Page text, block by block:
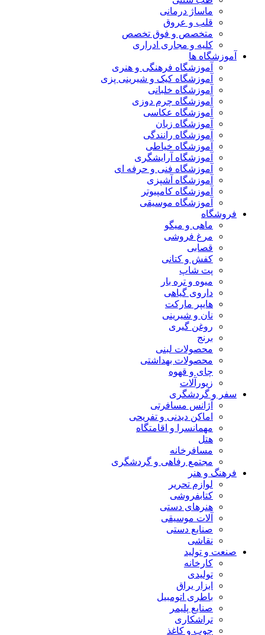
ماساژ درمانی
قلب و عروق
متخصص و فوق تخصص
کلیه و مجاری ادراری
آموزشگاه ها
آموزشگاه فرهنگی و هنری
آموزشگاه کیک و شیرینی پزی
آموزشگاه خلبانی
آموزشگاه چرم دوزی
آموزشگاه عکاسی
آموزشگاه زبان
آموزشگاه رانندگی
آموزشگاه خیاطی
آموزشگاه آرایشگری
آموزشگاه فنی و حرفه ای
آموزشگاه آشپزی
آموزشگاه کامپیوتر
آموزشگاه موسیقی
فروشگاه
ماهی و میگو
مرغ فروشی
قصابی
کفش و کتانی
پت شاپ
میوه و تره بار
داروی گیاهی
هایپر مارکت
نان و شیرینی
روغن گیری
برنج
محصولات لبنی
محصولات بهداشتی
چای و قهوه
زیورآلات
سفر و گردشگری
آژانس مسافرتی
اماکن دیدنی و تفریحی
مهمانسرا و اقامتگاه
هتل
مسافرخانه
مجتمع رفاهی و گردشگری
فرهنگ و هنر
لوازم تحریر
کتابفروشی
هنرهای دستی
آلات موسیقی
صنایع دستی
نقاشی
صنعت و تولید
کارخانه
تولیدی
ابزار یراق
باطری اتومبیل
صنایع پلیمر
تراشکاری
چوب و کاغذ